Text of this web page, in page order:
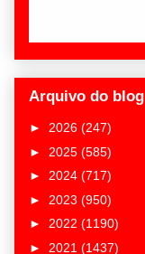
Arquivo do blog
► 2026 (247)
► 2025 (585)
► 2024 (717)
► 2023 (950)
► 2022 (1190)
► 2021 (1437)